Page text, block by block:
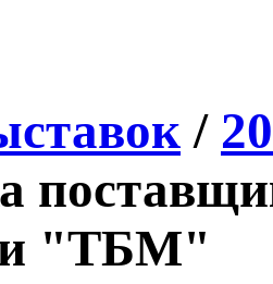
/
"ТБМ"